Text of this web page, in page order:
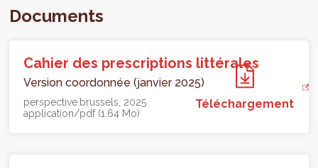
Documents
Cahier des prescriptions littérales
Version coordonnée (janvier 2025)
perspective.brussels 2025
application/pdf (1.64 Mo)
Téléchargement